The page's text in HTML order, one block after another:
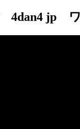
4dan4 jp